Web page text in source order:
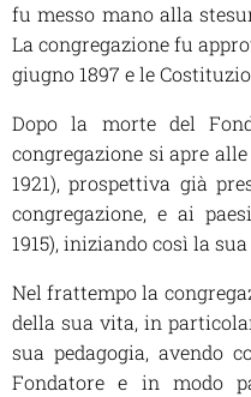
fu messo mano alla
La congregazione fu
giugno 1897 e le
Dopo la morte del
congregazione si apre
1921), prospettiva già
congregazione, e ai
1915), iniziando così la
Nel frattempo la
della sua vita, in
sua pedagogia, avendo
Fondatore e in modo